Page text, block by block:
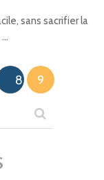
sans sacrifier la
…
8 9